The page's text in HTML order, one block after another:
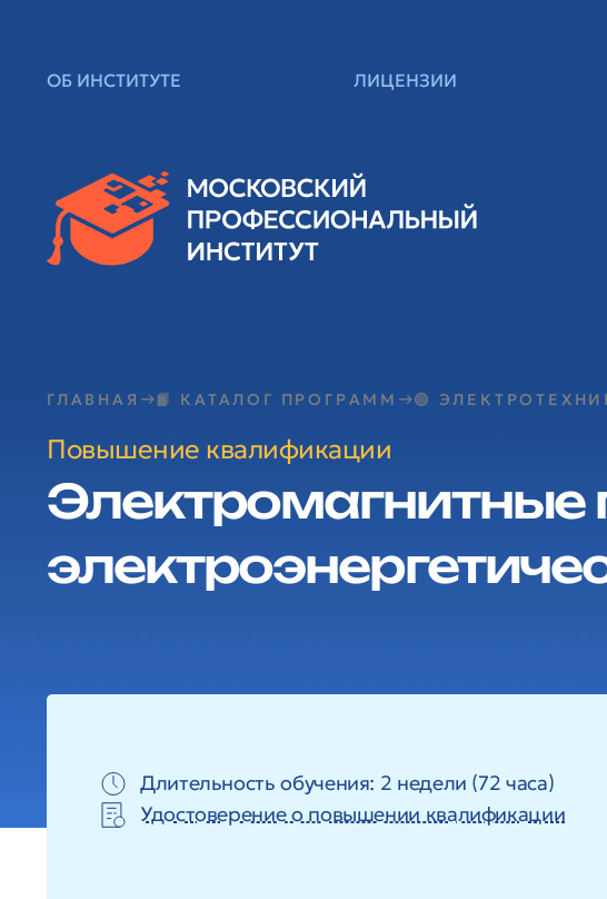
ОБ ИНСТИТУТЕ ЛИЦЕНЗИИ
ГЛАВНАЯ 📙 КАТАЛОГ ПРОГРАММ 🟢
Повышение квалификации
Электромагнитные
Длительность обучения: 2 недели (72 часа)
Удостоверение о повышении квалификации